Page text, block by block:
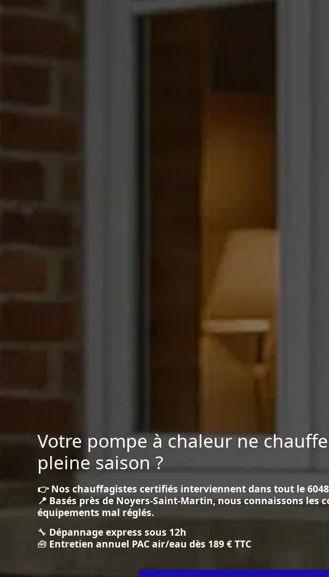
Votre pompe à chaleur ne
pleine saison ?
👉 Nos chauffagistes certifiés interviennent dans tout le
📍 Basés près de Noyers-Saint-Martin, nous connaissons
équipements mal réglés.
🔧 Dépannage express sous 12h
🧰 Entretien annuel PAC air/eau dès 189 € TTC